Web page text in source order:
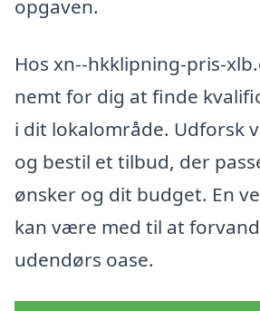
opgaven.
Hos xn--hkklipning-pris-
nemt for dig at finde
i dit lokalområde. Udforsk
og bestil et tilbud, der
ønsker og dit budget. En
kan være med til at
udendørs oase.